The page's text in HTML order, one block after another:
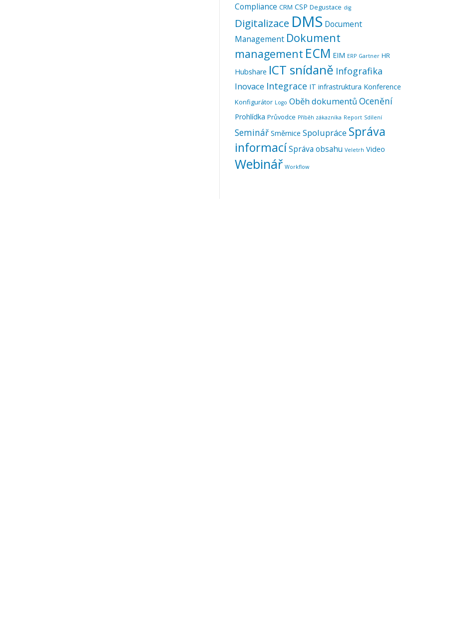
Compliance CRM CSP Degustace dig
Digitalizace DMS Document
Management Dokument
management ECM EIM ERP Gartner HR
Hubshare ICT snídaně Infografika
Inovace Integrace IT infrastruktura Konference
Konfigurátor Logo Oběh dokumentů Ocenění
Prohlídka Průvodce Příběh zákazníka Report Sdílení
Seminář Směrnice Spolupráce Správa
informacíSpráva obsahu Veletrh Video
Webinář Workflow